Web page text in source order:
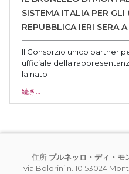
SISTEMA ITALIA PER
REPUBBLICA IERI SERA
Il Consorzio unico partner
ufficiale della
la nato‌
続き…
住所 ブルネッロ・ディ・モ
via Boldrini n. 10 53024